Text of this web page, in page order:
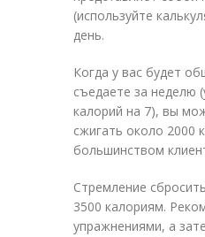
(используйте
день.
Когда у вас будет
съедаете за неделю
калорий на 7), вы
сжигать около 2000
большинством
Стремление
3500 калориям.
упражнениями, а